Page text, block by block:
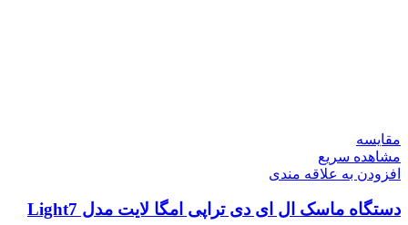
مقایسه
مشاهده سریع
افزودن به علاقه مندی
دستگاه ماسک ال ای دی تراپی امگا لایت مدل Light7